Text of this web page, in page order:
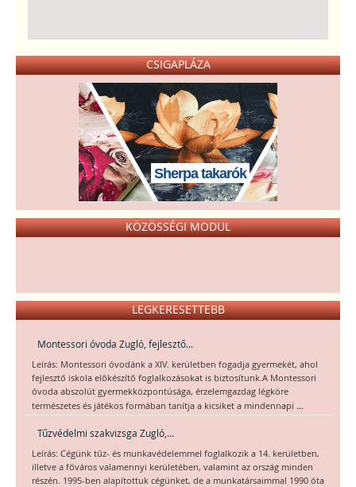
CSIGAPLÁZA
Sherpa takarók
KÖZÖSSÉGI MODUL
LEGKERESETTEBB
Montessori óvoda Zugló, fejlesztő...
Leírás: Montessori óvodánk a XIV. kerületben fogadja gyermekét, ahol
fejlesztő iskola előkészítő foglalkozásokat is biztosítunk.A Montessori
óvoda abszolút gyermekközpontúsága, érzelemgazdag légköre
természetes és játékos formában tanítja a kicsiket a mindennapi ...
Tűzvédelmi szakvizsga Zugló,...
Leírás: Cégünk tűz- és munkavédelemmel foglalkozik a 14. kerületben,
illetve a főváros valamennyi kerületében, valamint az ország minden
részén. 1995-ben alapítottuk cégünket, de a munkatársaimmal 1990 óta